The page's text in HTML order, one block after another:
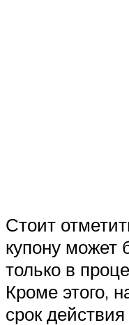
Стоит
купону может
только в
Кроме этого,
срок